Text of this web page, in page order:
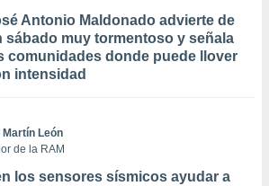
Antonio Maldonado advierte de
sábado muy tormentoso y señala
comunidades donde puede llover
intensidad
Martín León
de la RAM
los sensores sísmicos ayudar a